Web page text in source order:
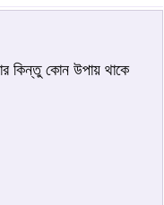
কিন্তু কোন উপায় থাকে